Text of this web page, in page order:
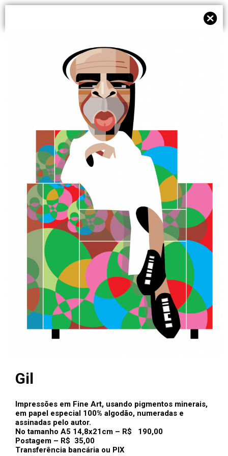
Gil
Impressões em Fine Art, usando pigmentos minerais,
em papel especial 100% algodão, numeradas e
assinadas pelo autor.
No tamanho A5 14,8x21cm – R$ 190,00
Postagem – R$ 35,00
Transferência bancária ou PIX